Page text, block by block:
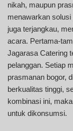
nikah, maupun
menawarkan
juga terjangkau,
acara. Pertama-
Jagarasa Catering
pelanggan. Setiap
prasmanan bogor,
berkualitas tinggi,
kombinasi ini,
untuk dikonsumsi.